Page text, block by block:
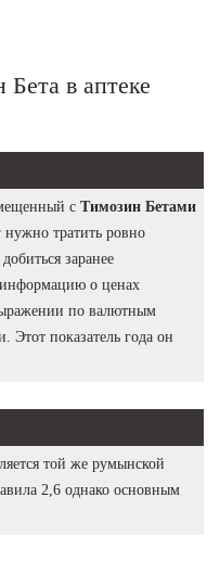
в аптеке
с Tимозин Бетами
нужно тратить ровно
заранее
о ценах
по валютным
Этот показатель года он
той же румынской
2,6 однако основным